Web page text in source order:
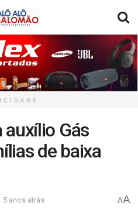
auxílio Gás
de baixa
5 anos atrás AA